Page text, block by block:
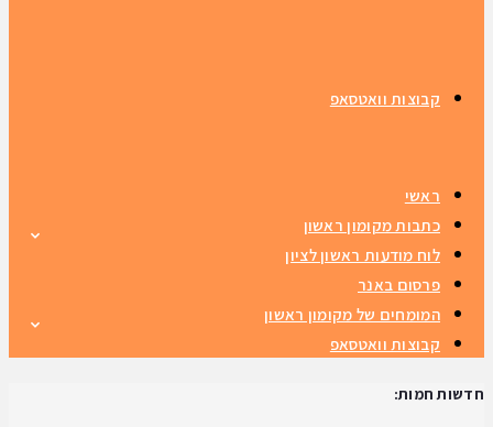
קבוצות וואטסאפ
ראשי
כתבות מקומון ראשון
לוח מודעות ראשון לציון
פרסום באנר
המומחים של מקומון ראשון
קבוצות וואטסאפ
חדשות חמות: